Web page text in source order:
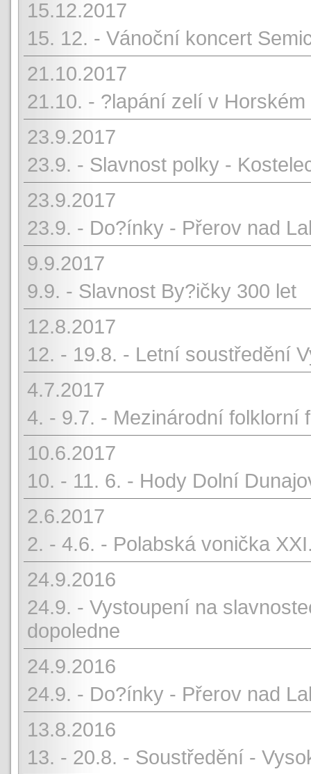
15.12.2017
15. 12. - Vánoční koncert
21.10.2017
21.10. - ?lapání zelí v
23.9.2017
23.9. - Slavnost polky -
23.9.2017
23.9. - Do?ínky - Přerov nad
9.9.2017
9.9. - Slavnost By?ičky 300 let
12.8.2017
12. - 19.8. - Letní soustředění
4.7.2017
4. - 9.7. - Mezinárodní folklorní
10.6.2017
10. - 11. 6. - Hody Dolní
2.6.2017
2. - 4.6. - Polabská vonička
24.9.2016
24.9. - Vystoupení na
dopoledne
24.9.2016
24.9. - Do?ínky - Přerov nad
13.8.2016
13. - 20.8. - Soustředění -